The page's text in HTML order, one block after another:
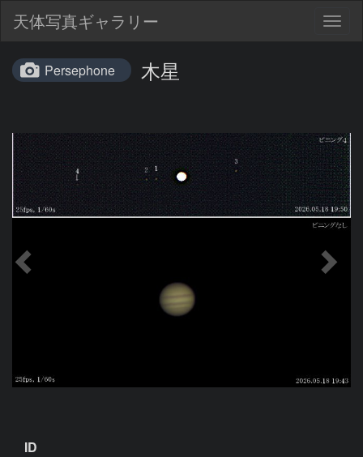
天体写真ギャラリー
Persephone 木星
ID